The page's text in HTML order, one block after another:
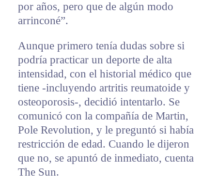
por años, pero que de algún modo
arrinconé”.
Aunque primero tenía dudas sobre si
podría practicar un deporte de alta
intensidad, con el historial médico que
tiene -incluyendo artritis reumatoide y
osteoporosis-, decidió intentarlo. Se
comunicó con la compañía de Martin,
Pole Revolution, y le preguntó si había
restricción de edad. Cuando le dijeron
que no, se apuntó de inmediato, cuenta
The Sun.